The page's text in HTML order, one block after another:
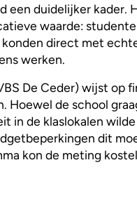
een duidelijker kader.
waarde:
konden direct met
werken.
De Ceder) wijst op
Hoewel de school
in de klaslokalen wilde
dit
kon de meting